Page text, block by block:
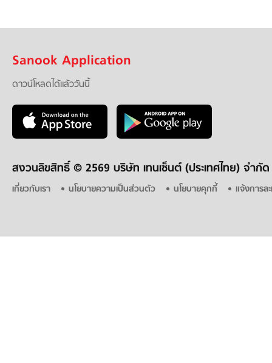
Sanook Application
ดาวน์โหลดได้แล้ววันนี้
สงวนลิขสิทธิ์ © 2569 บริษัท เทนเซ็นต์ (ประเทศไทย) จำกัด
เกี่ยวกับเรา นโยบายความเป็นส่วนตัว นโยบายคุกกี้ แจ้งการล